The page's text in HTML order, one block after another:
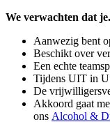
We verwachten dat
Aanwezig bent
Beschikt over
Een echte
Tijdens UIT in
De
Akkoord gaat
ons Alcohol &